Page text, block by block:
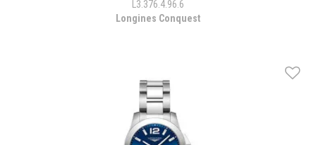
L3.376.4.96.6
Longines Conquest